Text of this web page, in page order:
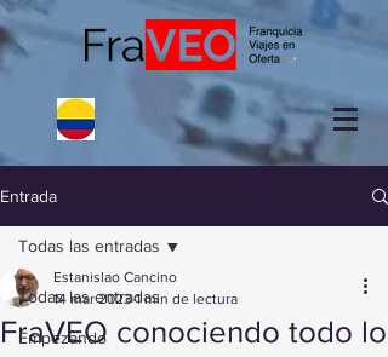
Entrada
Todas las entradas
Empezando
Todas las entradas
FraVEO conociendo todo lo
Estanislao Cancino
14 mar 2023 1 min de lectura